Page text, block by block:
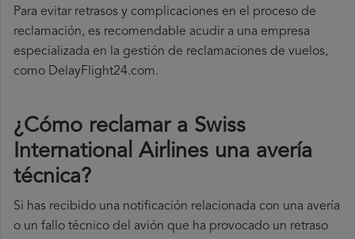
Para evitar retrasos y complicaciones en el proceso de
reclamación, es recomendable acudir a una empresa
especializada en la gestión de reclamaciones de vuelos,
como DelayFlight24.com.
¿Cómo reclamar a Swiss
International Airlines una avería
técnica?
Si has recibido una notificación relacionada con una avería
o un fallo técnico del avión que ha provocado un retraso